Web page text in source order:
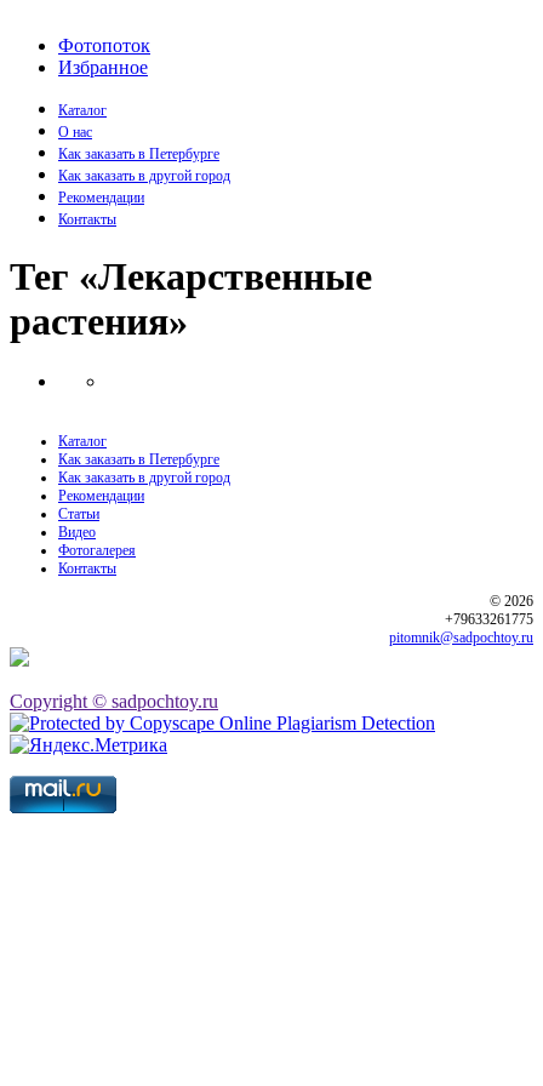
Фотопоток
Избранное
Каталог
О нас
Как заказать в Петербурге
Как заказать в другой город
Рекомендации
Контакты
Тег «Лекарственные
растения»
Каталог
Как заказать в Петербурге
Как заказать в другой город
Рекомендации
Статьи
Видео
Фотогалерея
Контакты
© 2026
+79633261775
pitomnik@sadpochtoy.ru
Copyright © sadpochtoy.ru